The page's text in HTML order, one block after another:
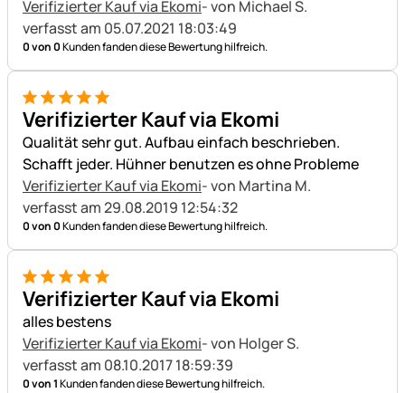
Verifizierter Kauf via Ekomi- von Michael S.
verfasst am 05.07.2021 18:03:49
0 von 0Kunden fanden diese Bewertung hilfreich.
5 von 5
Verifizierter Kauf via Ekomi
Qualität sehr gut. Aufbau einfach beschrieben.
Schafft jeder. Hühner benutzen es ohne Probleme
Verifizierter Kauf via Ekomi- von Martina M.
verfasst am 29.08.2019 12:54:32
0 von 0Kunden fanden diese Bewertung hilfreich.
5 von 5
Verifizierter Kauf via Ekomi
alles bestens
Verifizierter Kauf via Ekomi- von Holger S.
verfasst am 08.10.2017 18:59:39
0 von 1Kunden fanden diese Bewertung hilfreich.